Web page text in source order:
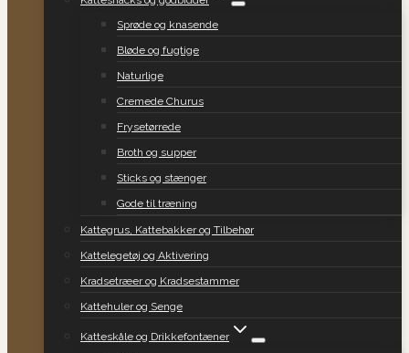
Sprøde og knasende
Bløde og fugtige
Naturlige
Cremede Churus
Frysetørrede
Broth og supper
Sticks og stænger
Gode til træning
Kattegrus, Kattebakker og Tilbehør
Kattelegetøj og Aktivering
Kradsetræer og Kradsestammer
Kattehuler og Senge
Katteskåle og Drikkefontæner